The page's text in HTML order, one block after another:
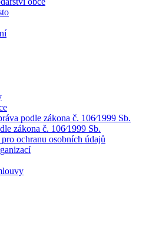
podle zákona č. 106⁄1999 Sb.
zákona č. 106⁄1999 Sb.
pro ochranu osobních údajů